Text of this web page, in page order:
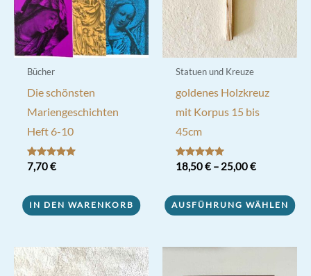
der
Produktseite
gewählt
werden
der
Produktseite
gewählt
werden
Bücher
Die schönsten
Mariengeschichten
Heft 6-10
Bewertet mit
5.00
7,70€
IN DEN WARENKORB
Statuen und Kreuze
goldenes Holzkreuz
mit Korpus 15 bis
45cm
Bewertet mit
5.00
18,50€– 25,00€
AUSFÜHRUNG WÄHLEN
Produkt
mehrere